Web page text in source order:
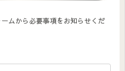
ムから必要事項をお知らせくだ